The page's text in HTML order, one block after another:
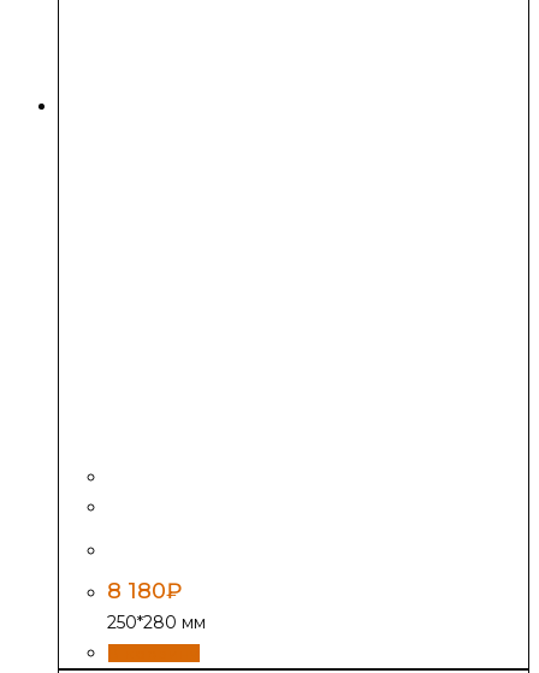
8 180₽
250*280 мм